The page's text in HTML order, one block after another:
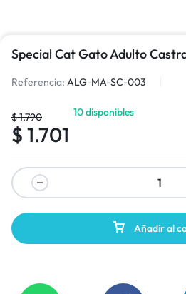
Special Cat Gato Adulto
Referencia: ALG-MA-SC-003
$1.790
$ 1.701
10 disponibles
Añadir al